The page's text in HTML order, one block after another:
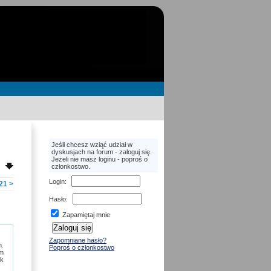
Jeśli chcesz wziąć udział w
dyskusjach na forum - zaloguj się.
Jeżeli nie masz loginu - poproś o
członkostwo.
Login:
Hasło:
Zapamiętaj mnie
Zapomniane hasło?
Poproś o członkostwo
>